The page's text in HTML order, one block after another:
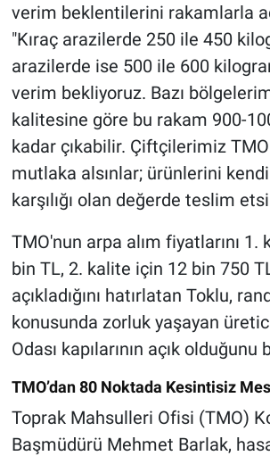
verim beklentilerini rakamlarla
"Kıraç arazilerde 250 ile 450
arazilerde ise 500 ile 600
verim bekliyoruz. Bazı
kalitesine göre bu rakam 900-
kadar çıkabilir. Çiftçilerimiz TMO
mutlaka alsınlar; ürünlerini
karşılığı olan değerde teslim
TMO'nun arpa alım fiyatlarını 1.
bin TL, 2. kalite için 12 bin 750
açıkladığını hatırlatan Toklu,
konusunda zorluk yaşayan
Odası kapılarının açık olduğunu
TMO’dan 80 Noktada Kesintisiz
Toprak Mahsulleri Ofisi (TMO)
Başmüdürü Mehmet Barlak,